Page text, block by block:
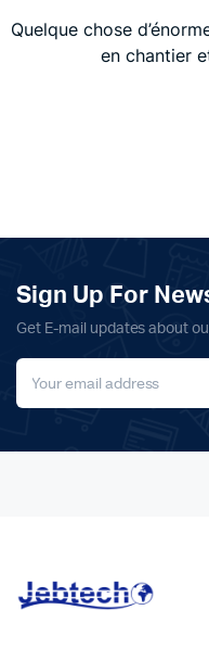
Quelque chose
en chantier
Sign Up For
Get E-mail updates about